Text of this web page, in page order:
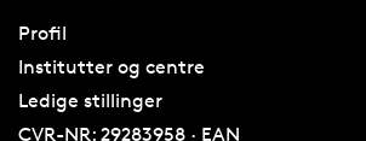
Profil
Institutter og centre
Ledige stillinger
CVR-NR: 29283958 · EAN